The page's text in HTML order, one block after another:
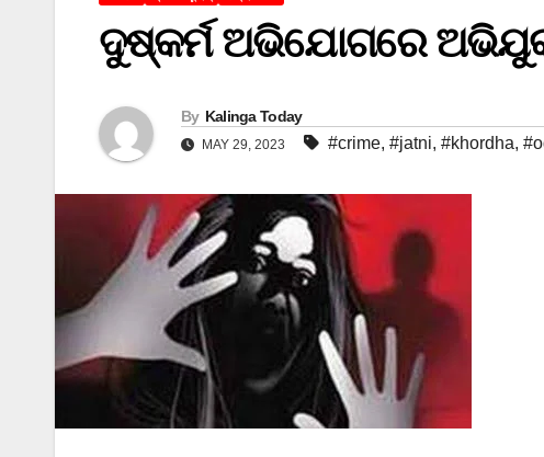
ଦୁଷ୍କର୍ମ ଅଭିଯୋଗରେ
By Kalinga Today
MAY 29, 2023 #crime, #jatni, #khordha,